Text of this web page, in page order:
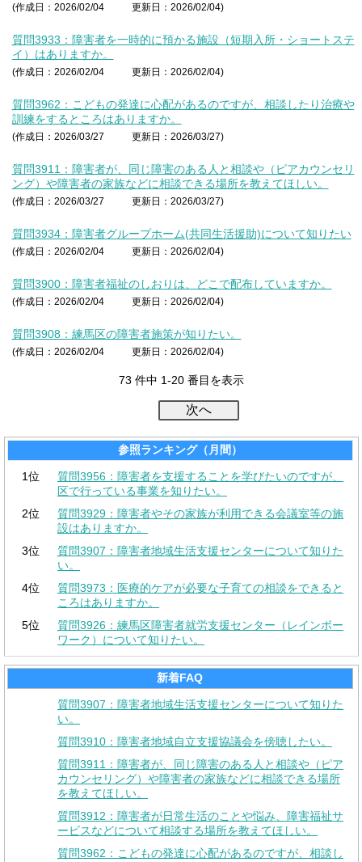
(作成日：2026/02/04 更新日：2026/02/04)
質問3933：障害者を一時的に預かる施設（短期入所・ショートステ
イ）はありますか。
(作成日：2026/02/04 更新日：2026/02/04)
質問3962：こどもの発達に心配があるのですが、相談したり治療や
訓練をするところはありますか。
(作成日：2026/03/27 更新日：2026/03/27)
質問3911：障害者が、同じ障害のある人と相談や（ピアカウンセリ
ング）や障害者の家族などに相談できる場所を教えてほしい。
(作成日：2026/03/27 更新日：2026/03/27)
質問3934：障害者グループホーム(共同生活援助)について知りたい
(作成日：2026/02/04 更新日：2026/02/04)
質問3900：障害者福祉のしおりは、どこで配布していますか。
(作成日：2026/02/04 更新日：2026/02/04)
質問3908：練馬区の障害者施策が知りたい。
(作成日：2026/02/04 更新日：2026/02/04)
73 件中 1-20 番目を表示
参照ランキング（月間）
1位
質問3956：障害者を支援することを学びたいのですが、
区で行っている事業を知りたい。
2位
質問3929：障害者やその家族が利用できる会議室等の施
設はありますか。
3位
質問3907：障害者地域生活支援センターについて知りた
い。
4位
質問3973：医療的ケアが必要な子育ての相談をできると
ころはありますか。
5位
質問3926：練馬区障害者就労支援センター（レインボー
ワーク）について知りたい。
新着FAQ
質問3907：障害者地域生活支援センターについて知りた
い。
質問3910：障害者地域自立支援協議会を傍聴したい。
質問3911：障害者が、同じ障害のある人と相談や（ピア
カウンセリング）や障害者の家族などに相談できる場所
を教えてほしい。
質問3912：障害者が日常生活のことや悩み、障害福祉サ
ービスなどについて相談する場所を教えてほしい。
質問3962：こどもの発達に心配があるのですが、相談し